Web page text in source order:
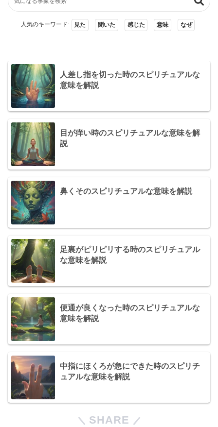
人気のキーワード: 見た 聞いた 感じた 意味 なぜ
人差し指を切った時のスピリチュアルな
意味を解説
目が痒い時のスピリチュアルな意味を解
説
鼻くそのスピリチュアルな意味を解説
足裏がピリピリする時のスピリチュアル
な意味を解説
便通が良くなった時のスピリチュアルな
意味を解説
中指にほくろが急にできた時のスピリチ
ュアルな意味を解説
SHARE